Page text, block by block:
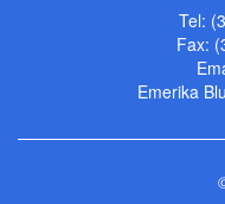
Tel:
Fax:
Emerika